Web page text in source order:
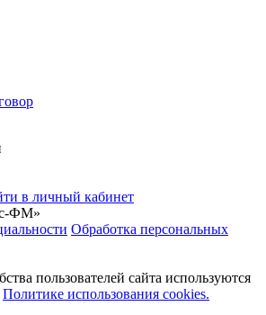
в личный кабинет
ФМ»
Обработка персональных
пользователей сайта используются
Политике использования cookies.